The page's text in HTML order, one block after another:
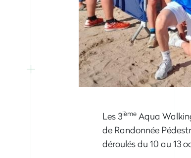
Les 3ièmeAqua
de Randonnée
déroulés du 10 au 13